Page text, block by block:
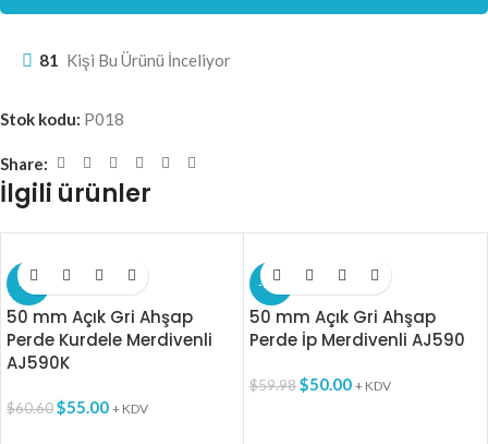
81 Kişi Bu Ürünü İnceliyor
Stok kodu: P018
Share:
İlgili ürünler
-9%
50 mm Açık Gri Ahşap
Perde Kurdele Merdivenli
AJ590K
$60.60$55.00 + KDV
-17%
50 mm Açık Gri Ahşap
Perde İp Merdivenli AJ590
$59.98$50.00 + KDV